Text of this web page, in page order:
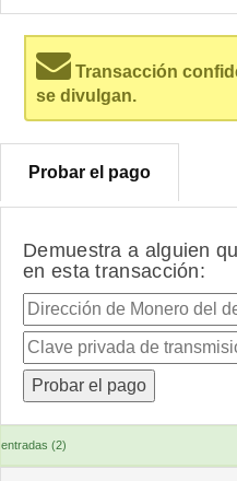
Transacción
se divulgan.
Probar el pago
Demuestra a alguien
en esta transacción:
entradas (2)